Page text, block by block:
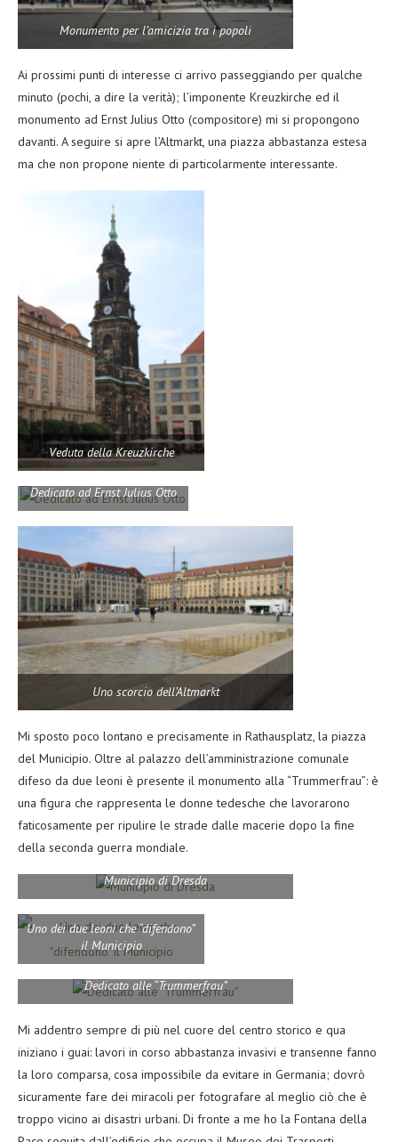
Monumento per l’amicizia tra i popoli
Ai prossimi punti di interesse ci arrivo passeggiando per qualche
minuto (pochi, a dire la verità); l’imponente Kreuzkirche ed il
monumento ad Ernst Julius Otto (compositore) mi si propongono
davanti. A seguire si apre l’Altmarkt, una piazza abbastanza estesa
ma che non propone niente di particolarmente interessante.
Veduta della Kreuzkirche
Dedicato ad Ernst Julius Otto
Uno scorcio dell’Altmarkt
Mi sposto poco lontano e precisamente in Rathausplatz, la piazza
del Municipio. Oltre al palazzo dell’amministrazione comunale
difeso da due leoni è presente il monumento alla “Trummerfrau”: è
una figura che rappresenta le donne tedesche che lavorarono
faticosamente per ripulire le strade dalle macerie dopo la fine
della seconda guerra mondiale.
Municipio di Dresda
Uno dei due leoni che “difendono”
il Municipio
Dedicato alle “Trummerfrau”
Mi addentro sempre di più nel cuore del centro storico e qua
iniziano i guai: lavori in corso abbastanza invasivi e transenne fanno
la loro comparsa, cosa impossibile da evitare in Germania; dovrò
sicuramente fare dei miracoli per fotografare al meglio ciò che è
troppo vicino ai disastri urbani. Di fronte a me ho la Fontana della